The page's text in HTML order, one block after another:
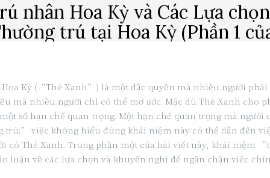
nhân Hoa Kỳ và Các Lựa
trú tại Hoa Kỳ (Phần 1
Kỳ (“Thẻ Xanh”) là một đặc quyền mà nhiều người
mà nhiều người chỉ có thể mơ ước. Mặc dù Thẻ Xanh cho
số hạn chế quan trọng. Một hạn chế quan trọng mà
trú;” việc không hiểu đúng khái niệm này có thể dẫn đến
có Thẻ Xanh. Trong phần một của bài viết này, khái niệm
luận về các lựa chọn và khuyến nghị để ngăn chặn việc